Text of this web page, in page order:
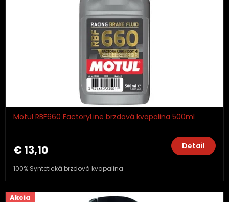
Motul RBF660 FactoryLine brzdová kvapalina 500ml
€ 13,10 Detail
100% Syntetická brzdová kvapalina
Akcia